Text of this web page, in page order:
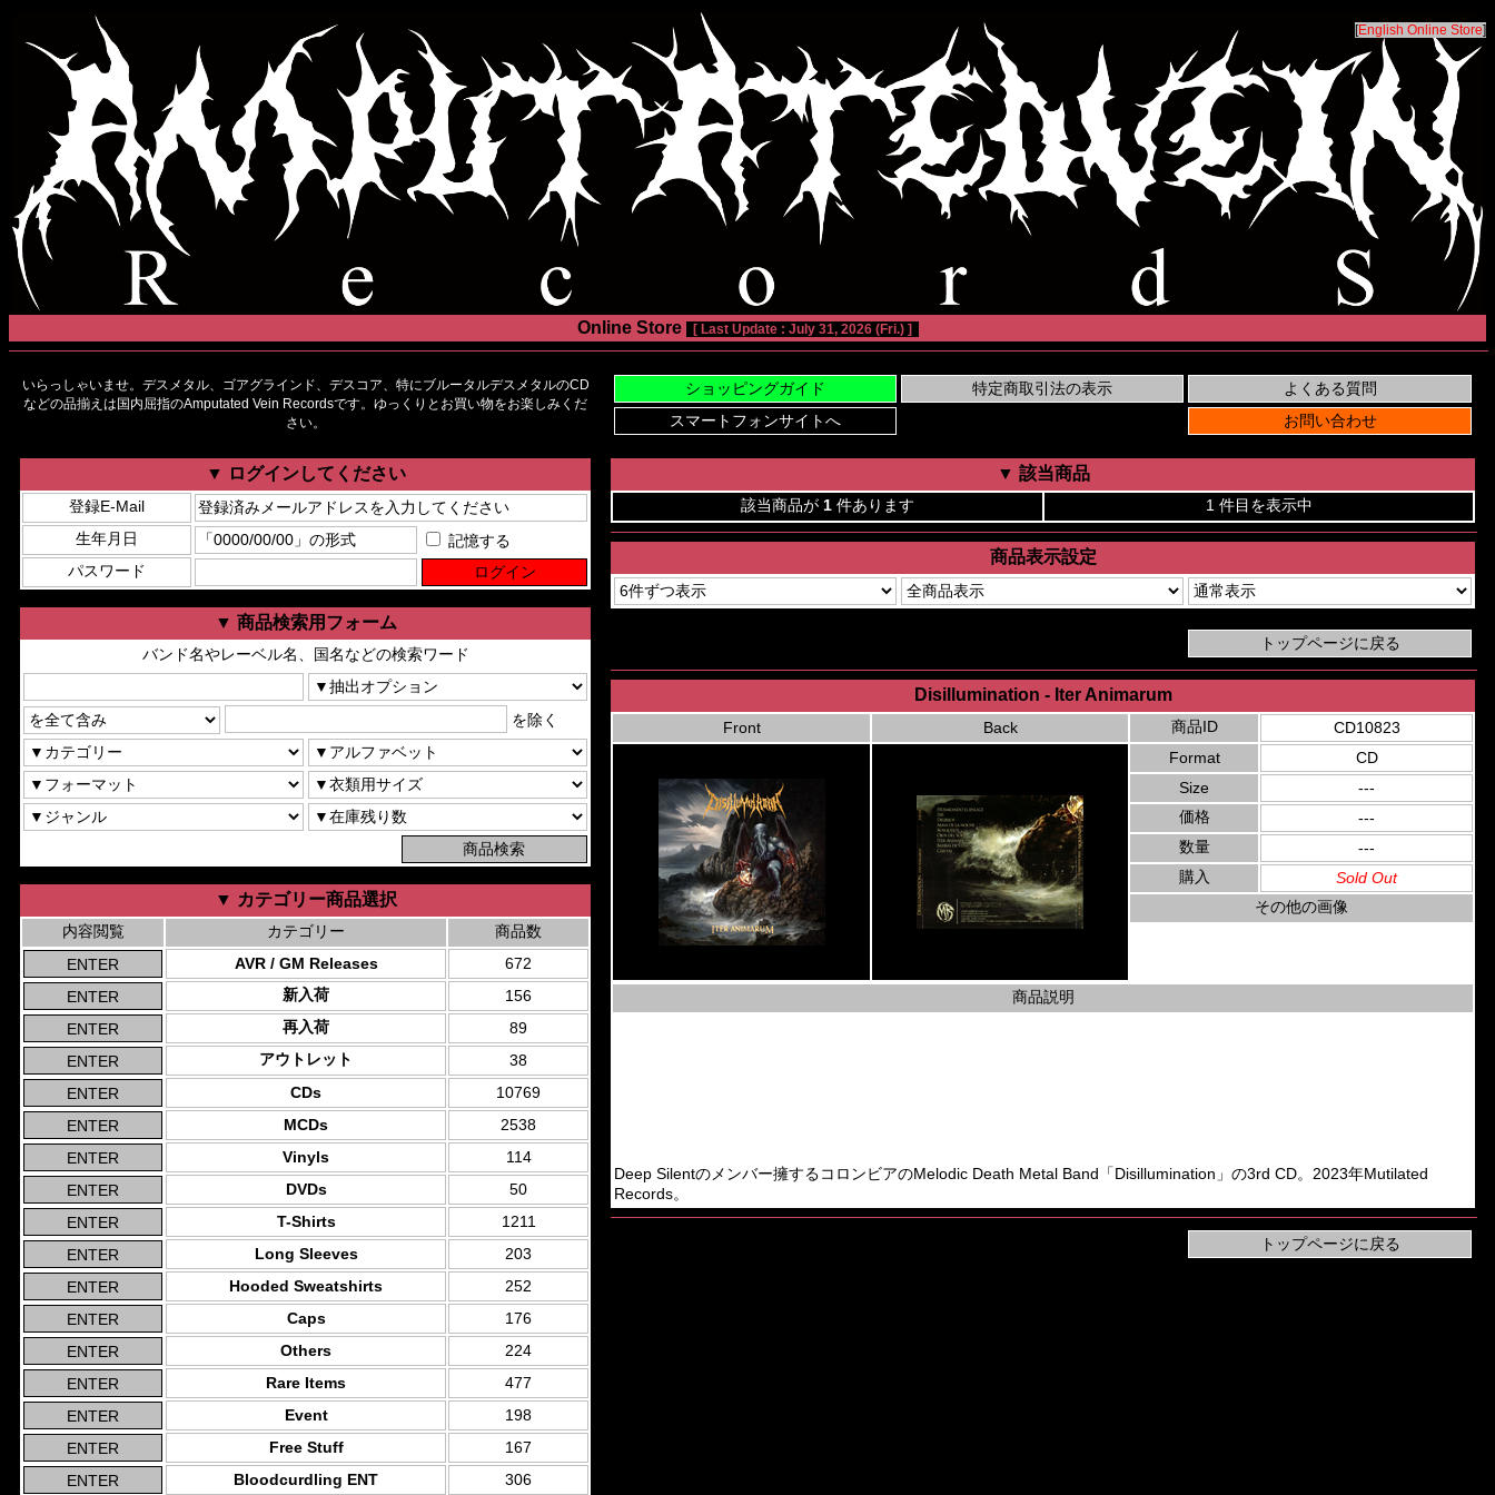
[English Online Store]
Online Store [ Last Update : July 31, 2026 (Fri.) ]
いらっしゃいませ。デスメタル、ゴアグラインド、デスコア、特にブルータルデスメタルのCD
などの品揃えは国内屈指のAmputated Vein Recordsです。ゆっくりとお買い物をお楽しみくだ
さい。
▼ ログインしてください
登録E-Mail
生年月日
記憶する
パスワード
▼ 商品検索用フォーム
バンド名やレーベル名、国名などの検索ワード
を除く
▼ カテゴリー商品選択
内容閲覧 カテゴリー
商品数
AVR / GM Releases
672
新入荷
156
再入荷
89
アウトレット
38
CDs
10769
MCDs
2538
Vinyls
114
DVDs
50
T-Shirts
1211
Long Sleeves
203
Hooded Sweatshirts
252
Caps
176
Others
224
Rare Items
477
Event
198
Free Stuff
167
Bloodcurdling ENT
306
▼ 該当商品
該当商品が 1 件あります 1 件目を表示中
商品表示設定
Disillumination - Iter Animarum
Front Back 商品ID
CD10823
Format
CD
Size
---
価格
---
数量
---
購入
Sold Out
その他の画像
商品説明
Deep Silentのメンバー擁するコロンビアのMelodic Death Metal Band「Disillumination」の3rd CD。2023年Mutilated
Records。